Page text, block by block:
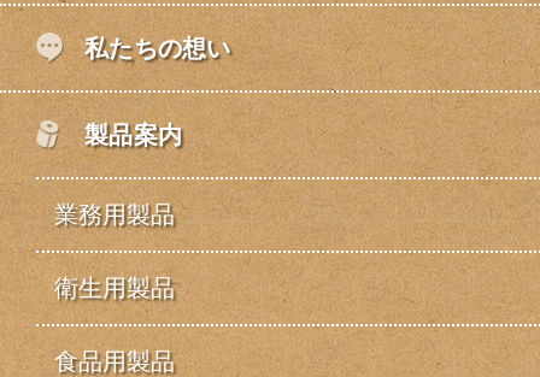
私たちの想い
製品案内
業務用製品
衛生用製品
食品用製品